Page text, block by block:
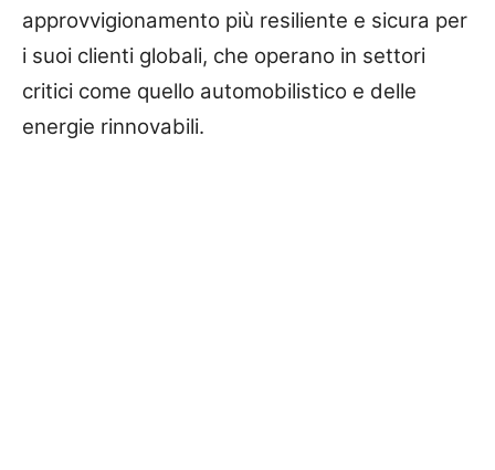
approvvigionamento più resiliente e sicura per
i suoi clienti globali, che operano in settori
critici come quello automobilistico e delle
energie rinnovabili.